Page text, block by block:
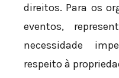
direitos. Para os
eventos,
necessidade
respeito à